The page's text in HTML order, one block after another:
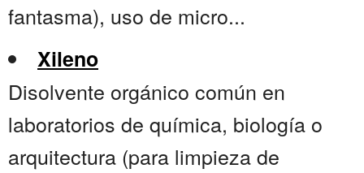
fantasma), uso de micro...
Xileno
Disolvente orgánico común en
laboratorios de química, biología o
arquitectura (para limpieza de